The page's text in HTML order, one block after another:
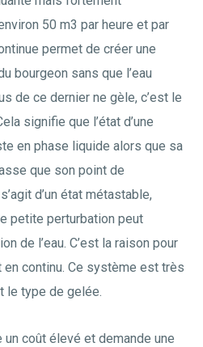
50 m3 par heure et par
permet de créer une
bourgeon sans que l’eau
de ce dernier ne gèle, c’est le
signifie que l’état d’une
en phase liquide alors que sa
que son point de
d’un état métastable,
petite perturbation peut
de l’eau. C’est la raison pour
en continu. Ce système est très
le type de gelée.
un coût élevé et demande une